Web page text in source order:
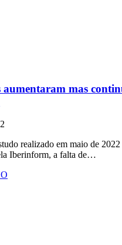
aumentaram mas
realizado em maio de
Iberinform, a falta de…